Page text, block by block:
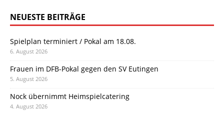
NEUESTE BEITRÄGE
Spielplan terminiert / Pokal am 18.08.
6. August 2026
Frauen im DFB-Pokal gegen den SV Eutingen
5. August 2026
Nock übernimmt Heimspielcatering
4. August 2026